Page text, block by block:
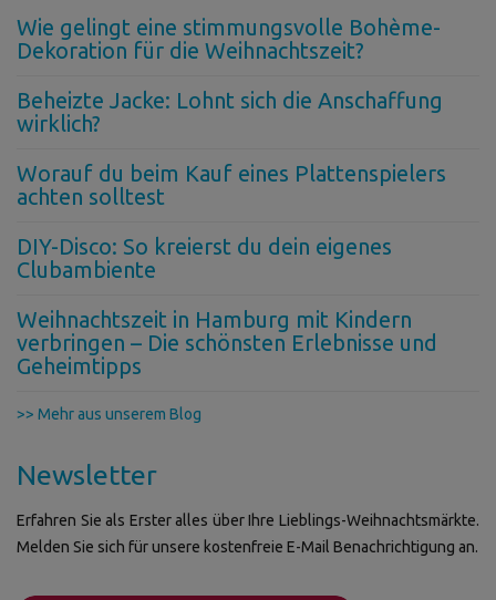
Wie gelingt eine stimmungsvolle Bohème-
Dekoration für die Weihnachtszeit?
Beheizte Jacke: Lohnt sich die Anschaffung
wirklich?
Worauf du beim Kauf eines Plattenspielers
achten solltest
DIY-Disco: So kreierst du dein eigenes
Clubambiente
Weihnachtszeit in Hamburg mit Kindern
verbringen – Die schönsten Erlebnisse und
Geheimtipps
>> Mehr aus unserem Blog
Newsletter
Erfahren Sie als Erster alles über Ihre Lieblings-Weihnachtsmärkte.
Melden Sie sich für unsere kostenfreie E-Mail Benachrichtigung an.